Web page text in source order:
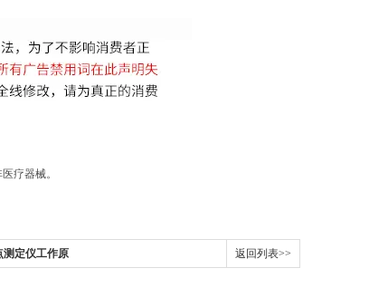
疗器械。
测定仪工作原 返回列表>>